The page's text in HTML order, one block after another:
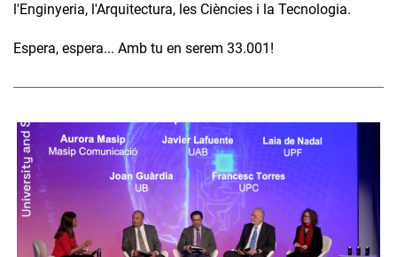
l'Enginyeria, l'Arquitectura, les Ciències i la Tecnologia.
Espera, espera... Amb tu en serem 33.001!